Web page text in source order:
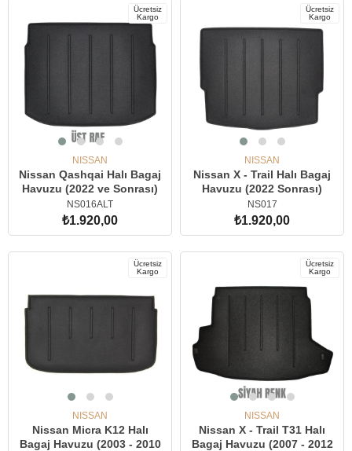
Ücretsiz
Kargo
NISSAN
Nissan Qashqai Halı Bagaj
Havuzu (2022 ve Sonrası)
NS016ALT
₺1.920,00
Ücretsiz
Kargo
NISSAN
Nissan X - Trail Halı Bagaj
Havuzu (2022 Sonrası)
NS017
₺1.920,00
Ücretsiz
Kargo
NISSAN
Nissan Micra K12 Halı
Bagaj Havuzu (2003 - 2010
Ücretsiz
Kargo
NISSAN
Nissan X - Trail T31 Halı
Bagaj Havuzu (2007 - 2012